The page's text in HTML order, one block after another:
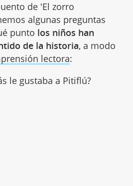
de 'El zorro
algunas preguntas
punto los niños han
de la historia, a modo
lectora:
le gustaba a Pitiflú?